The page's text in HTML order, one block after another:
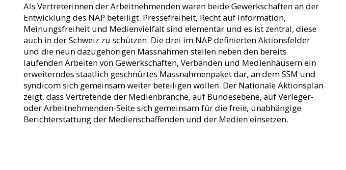
Als Vertreterinnen der Arbeitnehmenden waren beide Gewerkschaften an der
Entwicklung des NAP beteiligt. Pressefreiheit, Recht auf Information,
Meinungsfreiheit und Medienvielfalt sind elementar und es ist zentral, diese
auch in der Schweiz zu schützen. Die drei im NAP definierten Aktionsfelder
und die neun dazugehörigen Massnahmen stellen neben den bereits
laufenden Arbeiten von Gewerkschaften, Verbänden und Medienhäusern ein
erweiterndes staatlich geschnürtes Massnahmenpaket dar, an dem SSM und
syndicom sich gemeinsam weiter beteiligen wollen. Der Nationale Aktionsplan
zeigt, dass Vertretende der Medienbranche, auf Bundesebene, auf Verleger-
oder Arbeitnehmenden-Seite sich gemeinsam für die freie, unabhängige
Berichterstattung der Medienschaffenden und der Medien einsetzen.